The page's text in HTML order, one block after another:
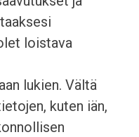
loistava
lukien. Vältä
kuten iän,